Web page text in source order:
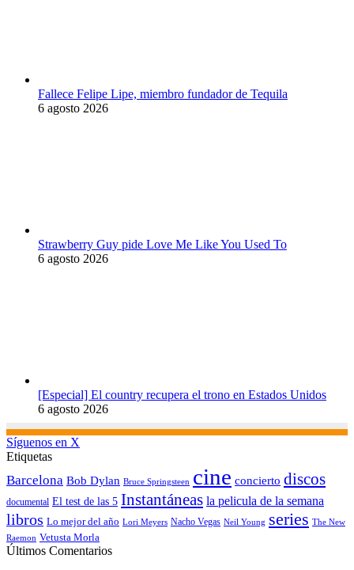
Fallece Felipe Lipe, miembro fundador de Tequila
6 agosto 2026
Strawberry Guy pide Love Me Like You Used To
6 agosto 2026
[Especial] El country recupera el trono en Estados Unidos
6 agosto 2026
Síguenos en X
Etiquetas
Barcelona Bob Dylan Bruce Springsteen cine concierto discos
documental El test de las 5 Instantáneas la pelicula de la semana
libros Lo mejor del año Lori Meyers Nacho Vegas Neil Young series The New
Raemon Vetusta Morla
Últimos Comentarios